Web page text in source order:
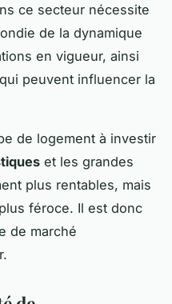
ce secteur nécessite
de la dynamique
en vigueur, ainsi
peuvent influencer la
de logement à investir
et les grandes
plus rentables, mais
féroce. Il est donc
de marché